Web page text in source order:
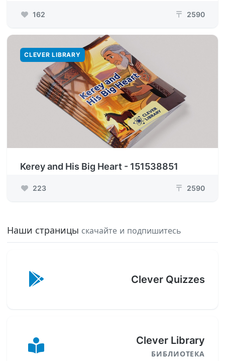
162 ₸ 2590
CLEVER LIBRARY
Kerey and His Big Heart - 151538851
223 ₸ 2590
Наши страницы скачайте и подпишитесь
Clever Quizzes
Clever Library
БИБЛИОТЕКА